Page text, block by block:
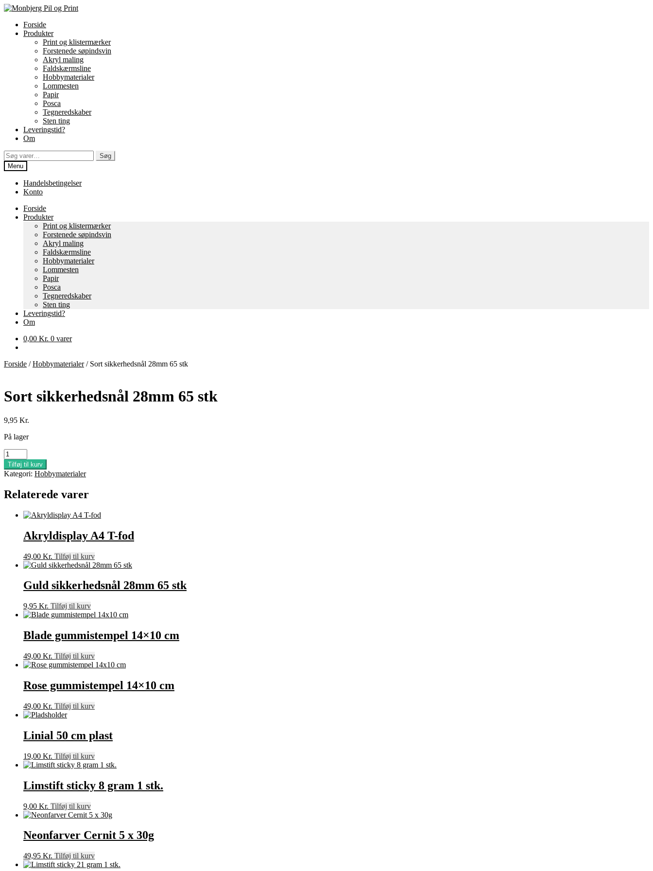
Spring
navigation
Spring
indholdForside
Produkter
Print og klistermærker
Forstenede søpindsvin
Akryl maling
Faldskærmsline
Hobbymaterialer
Lommesten
Papir
Posca
Tegneredskaber
Sten ting
Leveringstid?
Om
Søg
efter:
Søg
Menu
Handelsbetingelser
Konto
Forside
Produkter
Print og klistermærker
Forstenede søpindsvin
Akryl maling
Faldskærmsline
Hobbymaterialer
Lommesten
Papir
Posca
Tegneredskaber
Sten ting
Leveringstid?
Om
0,00 Kr. 0 varer
Forside /Hobbymaterialer/ Sort sikkerhedsnål 28mm 65 stk
Sort sikkerhedsnål 28mm 65 stk
9,95 Kr.
På lager
Sort
sikkerhedsnål
28mm
65
antal
Tilføj til kurv
Kategori: Hobbymaterialer
Relaterede varer
Akryldisplay A4 T-fod
49,00 Kr. Tilføj til kurv
Guld sikkerhedsnål 28mm 65 stk
9,95 Kr. Tilføj til kurv
Blade gummistempel 14×10 cm
49,00 Kr. Tilføj til kurv
Rose gummistempel 14×10 cm
49,00 Kr. Tilføj til kurv
Linial 50 cm plast
19,00 Kr. Tilføj til kurv
Limstift sticky 8 gram 1 stk.
9,00 Kr. Tilføj til kurv
Neonfarver Cernit 5 x 30g
49,95 Kr. Tilføj til kurv